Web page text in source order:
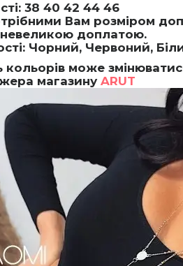
38 40 42 44 46
Вам розміром
невеликою доплатою.
Чорний, Червоний,
кольорів може
магазину ARUT